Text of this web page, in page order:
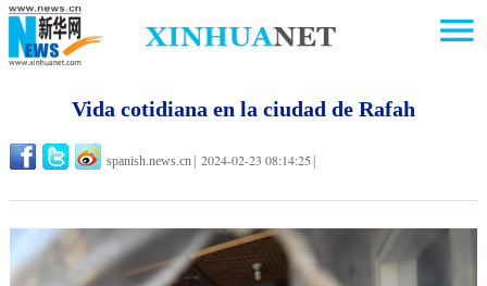
Vida cotidiana en la ciudad de Rafah
spanish.news.cn 2024-02-23 08:14:25